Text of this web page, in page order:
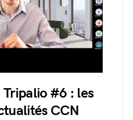
#6 : les
CCN